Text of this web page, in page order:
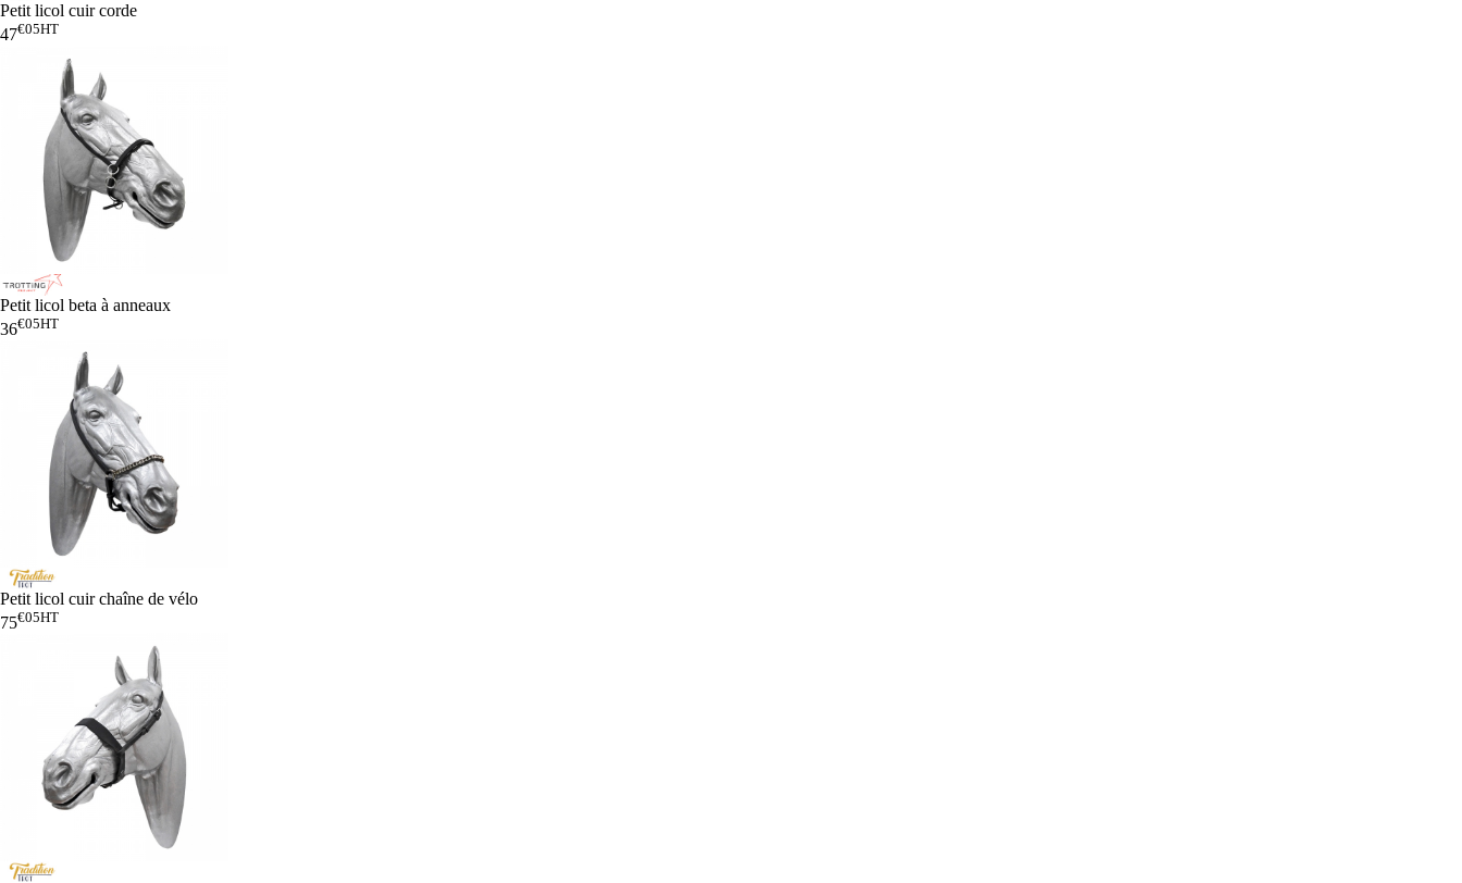
Petit licol cuir corde
47€05HT
Petit licol beta à anneaux
36€05HT
Petit licol cuir chaîne de vélo
75€05HT